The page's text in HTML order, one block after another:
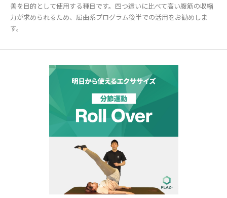
善を目的として使用する種目です。四つ這いに比べて高い腹筋の収縮
力が求められるため、屈曲系プログラム後半での活用をお勧めしま
す。